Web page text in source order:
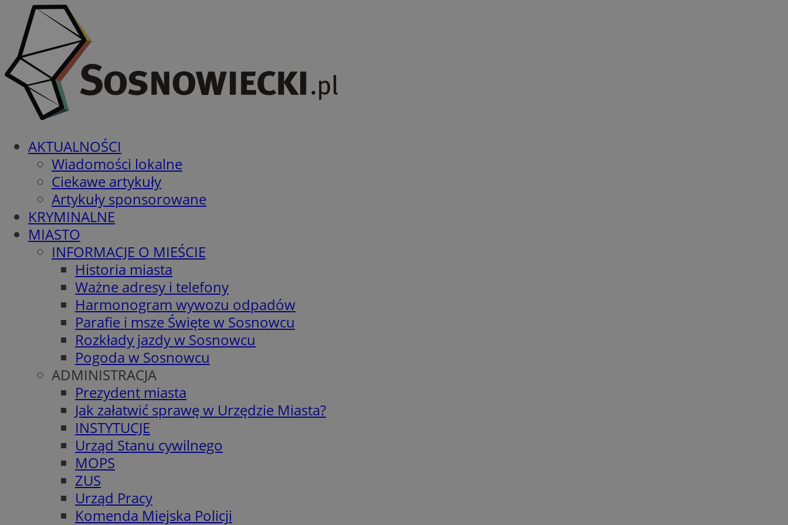
AKTUALNOŚCI
Wiadomości lokalne
Ciekawe artykuły
Artykuły sponsorowane
KRYMINALNE
MIASTO
INFORMACJE O MIEŚCIE
Historia miasta
Ważne adresy i telefony
Harmonogram wywozu odpadów
Parafie i msze Święte w Sosnowcu
Rozkłady jazdy w Sosnowcu
Pogoda w Sosnowcu
ADMINISTRACJA
Prezydent miasta
Jak załatwić sprawę w Urzędzie Miasta?
INSTYTUCJE
Urząd Stanu cywilnego
MOPS
ZUS
Urząd Pracy
Komenda Miejska Policji